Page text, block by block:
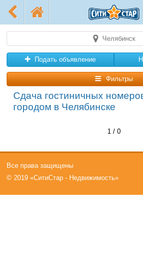
Челябинск
Подать объявление
Фильтры
Сдача гостиничных
городом в Челябинске
1 / 0
Все права защищены
© 2019 «СитиСтар - Недвижимость»